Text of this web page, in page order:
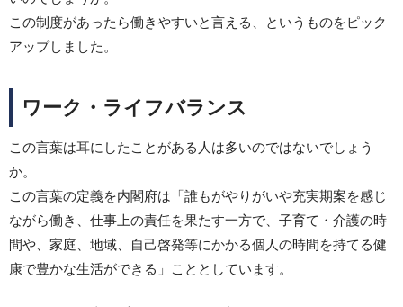
この制度があったら働きやすいと言える、というものをピック
アップしました。
ワーク・ライフバランス
この言葉は耳にしたことがある人は多いのではないでしょう
か。
この言葉の定義を内閣府は「誰もがやりがいや充実期案を感じ
ながら働き、仕事上の責任を果たす一方で、子育て・介護の時
間や、家庭、地域、自己啓発等にかかる個人の時間を持てる健
康で豊かな生活ができる」こととしています。